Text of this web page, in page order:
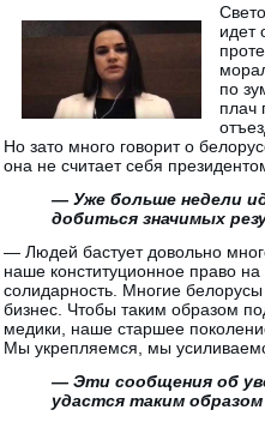
идет
по
плач
Но зато много говорит о
она не считает себя
— Уже больше недели
добиться значимых
— Людей бастует довольно
наше конституционное право
солидарность. Многие
бизнес. Чтобы таким образом
медики, наше старшее
Мы укрепляемся, мы
— Эти сообщения об
удастся таким